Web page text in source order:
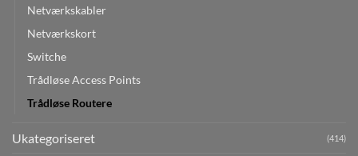
Netværkskabler
Netværkskort
Switche
Trådløse Access Points
Trådløse Routere
Ukategoriseret (414)